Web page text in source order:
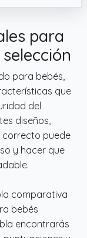
para
para bebés,
que
del
diseños,
correcto puede
y hacer que
comparativa
bebés
encontrarás